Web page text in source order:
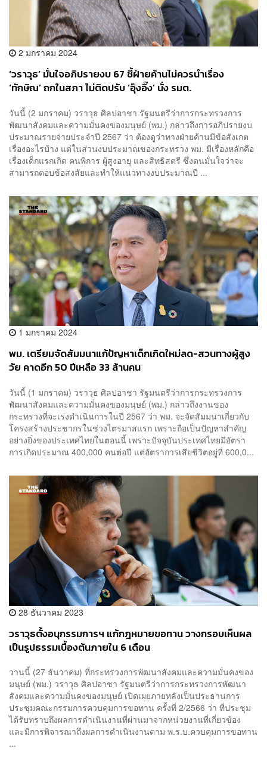
2 มกราคม 2024
‘วราวุธ’ มั่นใจอภิปรายงบ 67 ชี้ฝ่ายค้านไม่ควรนำเรื่อง
‘ทักษิณ’ ถกในสภา ไม่ติดปรับ ‘อุ๊งอิ๊ง’ นั่ง รมต.
วันนี้ (2 มกราคม) วราวุธ ศิลปอาชา รัฐมนตรีว่าการกระทรวงการ
พัฒนาสังคมและความมั่นคงของมนุษย์ (พม.)​ กล่าวถึงการอภิปรายงบ
ประมาณรายจ่ายประจำปี 2567 ว่า ต้องดูว่าทางฝ่ายค้านมีข้อสังเกต
เรื่องอะไรบ้าง แต่ในส่วนงบประมาณของกระทรวง พม. มีเรื่องหลักคือ
เรื่องเด็กแรกเกิด คนพิการ ผู้สูงอายุ และสิทธิสตรี ซึ่งตนมั่นใจว่าจะ
สามารถตอบข้อสงสัยและทำให้แนวทางงบประมาณปี ...
1 มกราคม 2024
พม. เตรียมจัดสัมมนาแก้ปัญหาเด็กเกิดใหม่ลด-สวนทางผู้สูง
วัย คาดอีก 50 ปีเหลือ 33 ล้านคน
วันนี้ (1 มกราคม) วราวุธ ศิลปอาชา รัฐมนตรีว่าการกระทรวงการ
พัฒนาสังคมและความมั่นคงของมนุษย์ (พม.) กล่าวถึงงานของ
กระทรวงที่จะเร่งดำเนินการในปี 2567 ว่า พม. จะจัดสัมมนาเกี่ยวกับ
โครงสร้างประชากรในช่วงไตรมาสแรก เพราะถือเป็นปัญหาสำคัญ
อย่างยิ่งของประเทศไทยในตอนนี้ เพราะปัจจุบันประเทศไทยมีอัตรา
การเกิดประมาณ 400,000 คนต่อปี แต่อัตราการเสียชีวิตอยู่ที่ 600,0...
28 ธันวาคม 2023
วราวุธตั้งอนุกรรมการฯ แก้กฎหมายขอทาน วางกรอบเห็นผล
เป็นรูปธรรมเบื้องต้นภายใน 6 เดือน
วานนี้ (27 ธันวาคม) ที่กระทรวงการพัฒนาสังคมและความมั่นคงของ
มนุษย์ (พม.) วราวุธ ศิลปอาชา รัฐมนตรีว่าการกระทรวงการพัฒนา
สังคมและความมั่นคงของมนุษย์ เปิดเผยภายหลังเป็นประธานการ
ประชุมคณะกรรมการควบคุมการขอทาน ครั้งที่ 2/2566 ว่า ที่ประชุม
ได้รับทราบถึงผลการดำเนินงานที่ผ่านมาจากหน่วยงานที่เกี่ยวข้อง
และมีการพิจารณาถึงผลการดำเนินงานตาม พ.ร.บ.ควบคุมการขอทาน
...